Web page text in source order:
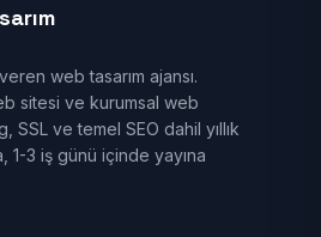
web tasarım ajansı.
sitesi ve kurumsal web
SSL ve temel SEO dahil yıllık
1-3 iş günü içinde yayına